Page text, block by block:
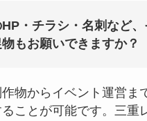
HP・チラシ・名刺など
もお願いできますか？
物からイベント運営ま
ことが可能です。三重